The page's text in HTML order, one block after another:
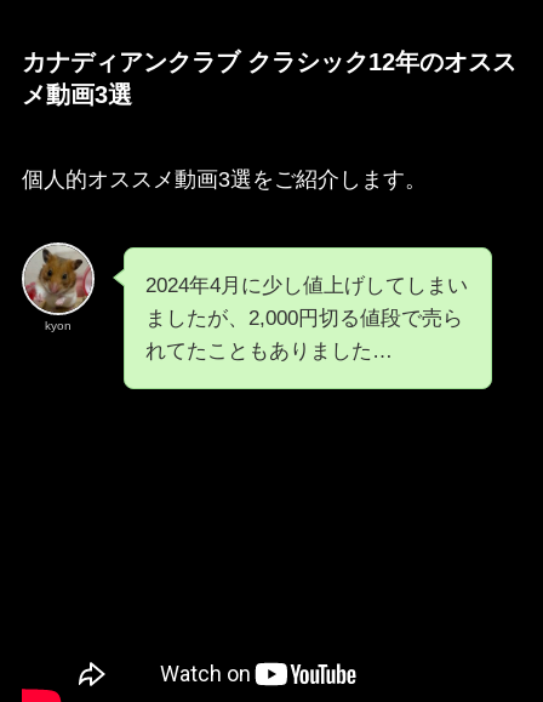
カナディアンクラブ クラシック12年のオスス
メ動画3選
個人的オススメ動画3選をご紹介します。
kyon
2024年4月に少し値上げしてしまい
ましたが、2,000円切る値段で売ら
れてたこともありました…